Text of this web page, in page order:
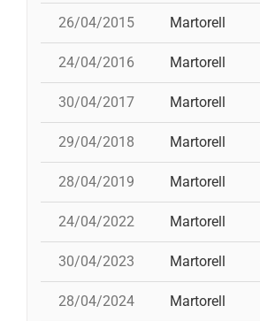
26/04/2015 Martorell
24/04/2016 Martorell
30/04/2017 Martorell
29/04/2018 Martorell
28/04/2019 Martorell
24/04/2022 Martorell
30/04/2023 Martorell
28/04/2024 Martorell